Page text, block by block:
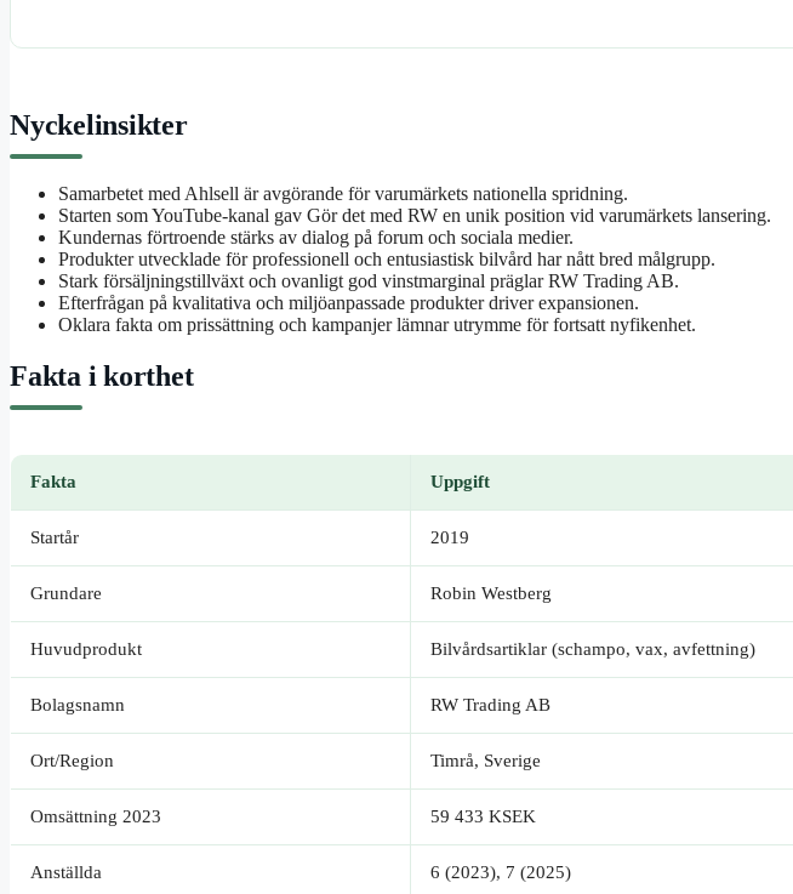
Nyckelinsikter
Samarbetet med Ahlsell är avgörande för varumärkets nationella spridning.
Starten som YouTube-kanal gav Gör det med RW en unik position vid varumärkets lansering.
Kundernas förtroende stärks av dialog på forum och sociala medier.
Produkter utvecklade för professionell och entusiastisk bilvård har nått bred målgrupp.
Stark försäljningstillväxt och ovanligt god vinstmarginal präglar RW Trading AB.
Efterfrågan på kvalitativa och miljöanpassade produkter driver expansionen.
Oklara fakta om prissättning och kampanjer lämnar utrymme för fortsatt nyfikenhet.
Fakta i korthet
Fakta Uppgift
Startår 2019
Grundare Robin Westberg
Huvudprodukt Bilvårdsartiklar (schampo, vax, avfettning)
Bolagsnamn RW Trading AB
Ort/Region Timrå, Sverige
Omsättning 2023 59 433 KSEK
Anställda 6 (2023), 7 (2025)